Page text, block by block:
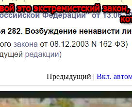
Предыдущий | Вкл.